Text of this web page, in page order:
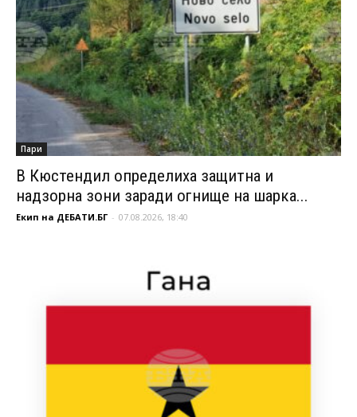
Пари
В Кюстендил определиха защитна и
надзорна зони заради огнище на шарка...
Екип на ДЕБАТИ.БГ - 07.08.2026, 18:40